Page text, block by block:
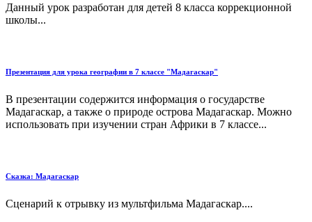
Данный урок разработан для детей 8 класса коррекционной
школы...
Презентация для урока географии в 7 классе "Мадагаскар"
В презентации содержится информация о государстве
Мадагаскар, а также о природе острова Мадагаскар. Можно
использовать при изучении стран Африки в 7 классе...
Сказка: Мадагаскар
Сценарий к отрывку из мультфильма Мадагаскар....